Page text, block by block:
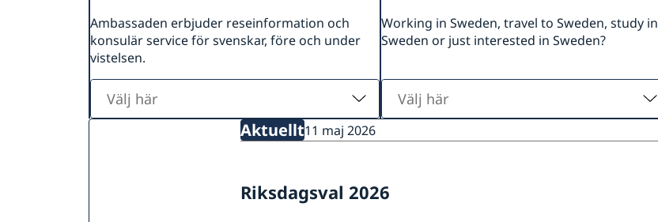
Ambassaden erbjuder reseinformation och
konsulär service för svenskar, före och under
vistelsen.
här
Working in Sweden, travel to Sweden, study in
Sweden or just interested in Sweden?
här
Aktuellt11 maj 2026
Riksdagsval 2026